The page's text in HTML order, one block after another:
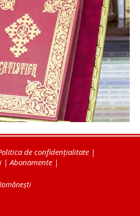
de confidențialitate |
| Abonamente |